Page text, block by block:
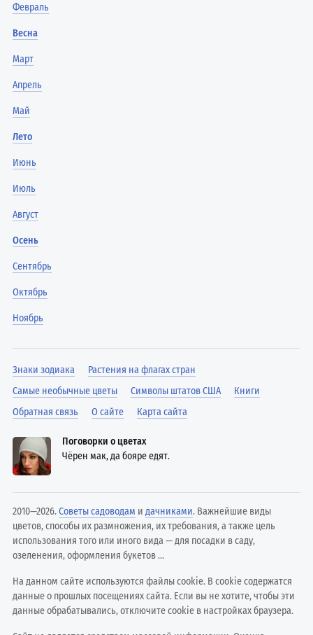
Февраль
Весна
Март
Апрель
Май
Лето
Июнь
Июль
Август
Осень
Сентябрь
Октябрь
Ноябрь
Знаки зодиака
Растения на флагах стран
Самые необычные цветы
Символы штатов США
Книги
Обратная связь
О сайте Карта сайта
Поговорки о цветах
Чёрен мак, да бояре едят.
2010—2026.Советы садоводам идачниками. Важнейшие виды
цветов, способы их размножения, их требования, а также цель
использования того или иного вида — для посадки в саду,
озеленения, оформления букетов ...
На данном сайте используются файлы cookie. В cookie содержатся
данные о прошлых посещениях сайта. Если вы не хотите, чтобы эти
данные обрабатывались, отключите cookie в настройках браузера.